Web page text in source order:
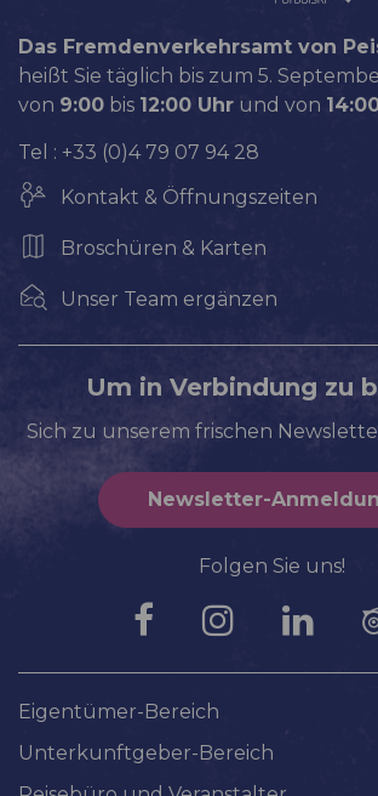
Das Fremdenverkehrsamt von
heißt Sie täglich bis zum 5.
von 9:00 bis 12:00 Uhr und von
Tel : +33 (0)4 79 07 94 28
Kontakt & Öffnungszeiten
Broschüren & Karten
Unser Team ergänzen
Um in Verbindung zu
Sich zu unserem frischen
Newsletter-
Folgen Sie uns!
Eigentümer-Bereich
Unterkunftgeber-Bereich